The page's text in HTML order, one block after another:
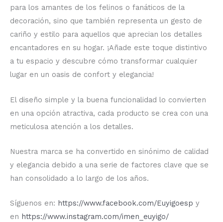
para los amantes de los felinos o fanáticos de la
decoración, sino que también representa un gesto de
cariño y estilo para aquellos que aprecian los detalles
encantadores en su hogar. ¡Añade este toque distintivo
a tu espacio y descubre cómo transformar cualquier
lugar en un oasis de confort y elegancia!
El diseño simple y la buena funcionalidad lo convierten
en una opción atractiva, cada producto se crea con una
meticulosa atención a los detalles.
Nuestra marca se ha convertido en sinónimo de calidad
y elegancia debido a una serie de factores clave que se
han consolidado a lo largo de los años.
Síguenos en: https://www.facebook.com/Euyigoesp y
en https://www.instagram.com/imen_euyigo/